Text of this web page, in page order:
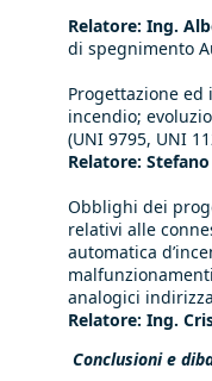
Relatore: Ing.
di spegnimento
Progettazione
incendio;
(UNI 9795, UNI
Relatore:
Obblighi dei
relativi alle
automatica
analogici
Relatore: Ing.
Conclusioni e